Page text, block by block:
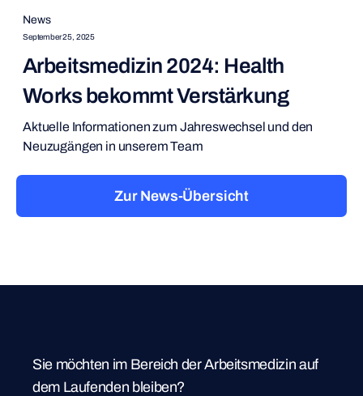
News
September 25, 2025
Arbeitsmedizin 2024: Health
Works bekommt Verstärkung
Aktuelle Informationen zum Jahreswechsel und den
Neuzugängen in unserem Team
Zur News-Übersicht
Sie möchten im Bereich der Arbeitsmedizin auf
dem Laufenden bleiben?